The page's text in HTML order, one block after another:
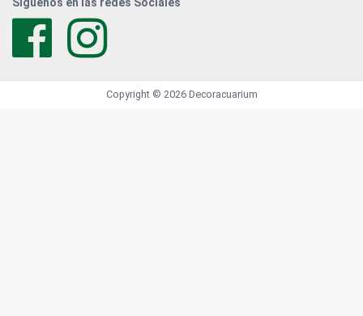
Copyright © 2026 Decoracuarium